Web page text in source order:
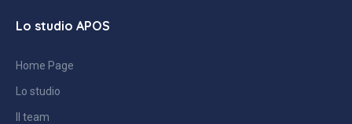
Lo studio APOS
Home Page
Lo studio
Il team